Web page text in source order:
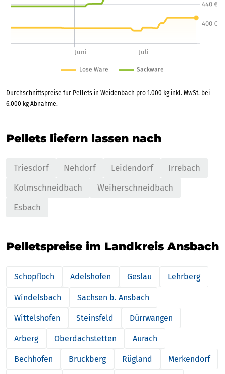
Durchschnittspreise für Pellets in Weidenbach pro 1.000 kg inkl. MwSt. bei
6.000 kg Abnahme.
Pellets liefern lassen nach
Triesdorf Nehdorf Leidendorf
Irrebach
Kolmschneidbach
Weiherschneidbach
Esbach
Pelletspreise im Landkreis Ansbach
Schopfloch Adelshofen Geslau Lehrberg
Windelsbach Sachsen b. Ansbach
Wittelshofen Steinsfeld Dürrwangen
Arberg Oberdachstetten Aurach
Bechhofen Bruckberg Rügland Merkendorf